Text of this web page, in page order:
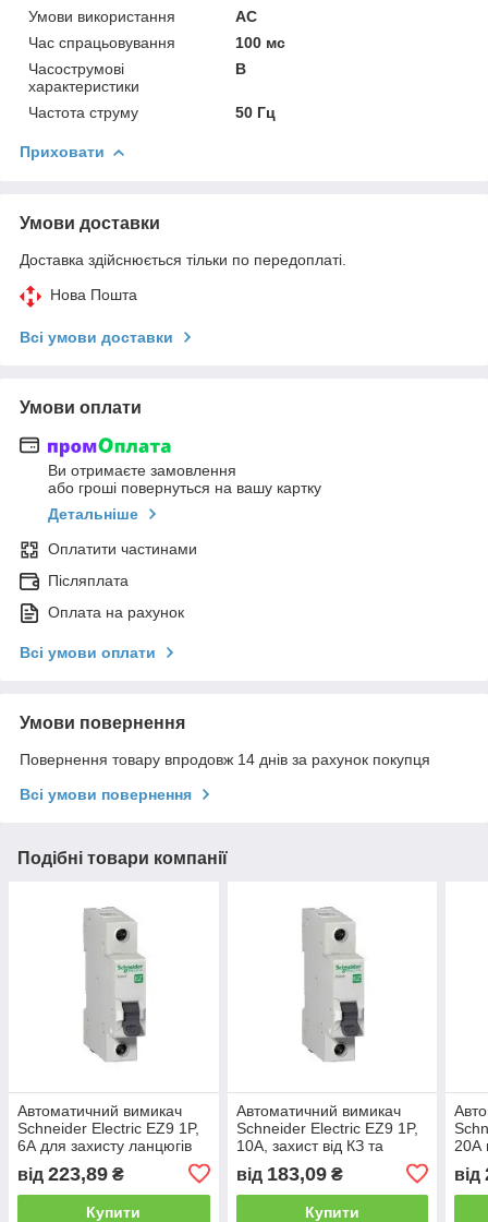
Умови використання
АС
Час спрацьовування
100 мс
Часострумові
характеристики
B
Частота струму 50 Гц
Приховати
Умови доставки
Доставка здійснюється тільки по передоплаті.
Нова Пошта
Всі умови доставки
Умови оплати
Ви отримаєте замовлення
або гроші повернуться на вашу картку
Детальніше
Оплатити частинами
Післяплата
Оплата на рахунок
Всі умови оплати
Умови повернення
Повернення товару впродовж 14 днів за рахунок покупця
Всі умови повернення
Подібні товари компанії
Автоматичний вимикач
Schneider Electric EZ9 1P,
6А для захисту ланцюгів
від 223,89 ₴
Купити
Автоматичний вимикач
Schneider Electric EZ9 1P,
10А, захист від КЗ та
від 183,09₴
Купити
20А
від